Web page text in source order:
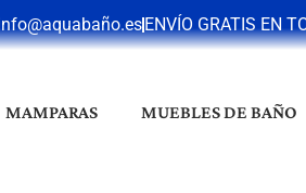
ENVÍO GRATIS EN
MAMPARAS MUEBLES DE BAÑO